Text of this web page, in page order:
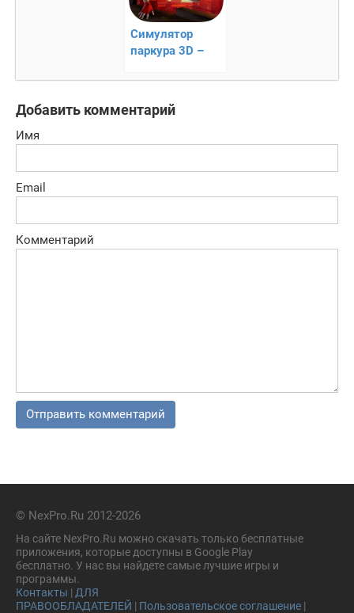
Симулятор
паркура 3D –
себя новые
Добавить комментарий
Имя
Email
Комментарий
© NexPro.Ru 2012-2026
На сайте NexPro.Ru можно скачать только бесплатные
приложения, которые доступны в Google Play
бесплатно. У нас вы найдете самые лучшие игры и
программы.
Контакты | ДЛЯ
ПРАВООБЛАДАТЕЛЕЙ | Пользовательское соглашение |